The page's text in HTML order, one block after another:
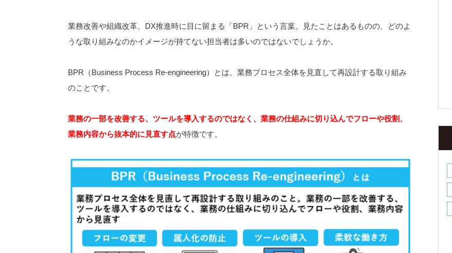
業務改善や組織改革、DX推進時に目に留まる「BPR」という言葉。見たことはあるものの、どのよ
うな取り組みなのかイメージが持てない担当者は多いのではないでしょうか。
BPR（Business Process Re-engineering）とは、業務プロセス全体を見直して再設計する取り組み
のことです。
業務の一部を改善する、ツールを導入するのではなく、業務の仕組みに切り込んでフローや役割、
業務内容から抜本的に見直す点が特徴です。